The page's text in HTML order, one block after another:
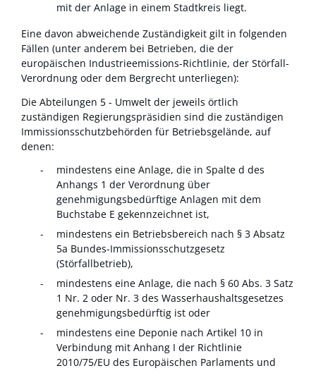
mit der Anlage in einem Stadtkreis liegt.
Eine davon abweichende Zuständigkeit gilt in folgenden
Fällen (unter anderem bei Betrieben, die der
europäischen Industrieemissions-Richtlinie, der Störfall-
Verordnung oder dem Bergrecht unterliegen):
Die Abteilungen 5 - Umwelt der jeweils örtlich
zuständigen Regierungspräsidien sind die zuständigen
Immissionsschutzbehörden für Betriebsgelände, auf
denen:
mindestens eine Anlage, die in Spalte d des
Anhangs 1 der Verordnung über
genehmigungsbedürftige Anlagen mit dem
Buchstabe E gekennzeichnet ist,
mindestens ein Betriebsbereich nach § 3 Absatz
5a Bundes-Immissionsschutzgesetz
(Störfallbetrieb),
mindestens eine Anlage, die nach § 60 Abs. 3 Satz
1 Nr. 2 oder Nr. 3 des Wasserhaushaltsgesetzes
genehmigungsbedürftig ist oder
mindestens eine Deponie nach Artikel 10 in
Verbindung mit Anhang I der Richtlinie
2010/75/EU des Europäischen Parlaments und